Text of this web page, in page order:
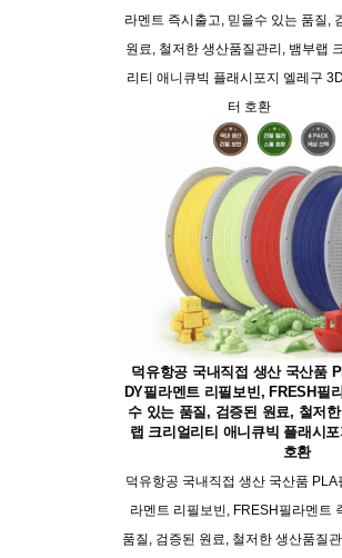
라멘트 즉시출고, 믿을수 있는 품질,
원료, 철저한 생산품질관리, 뱀부랩
리티 애니큐빅 플래시포지 엘레구
터 호환
덕유항공 국내직접 생산 국산품
DY필라멘트 리필보빈, FRESH필
수 있는 품질, 검증된 원료, 철저
랩 크리얼리티 애니큐빅 플래시
호환
덕유항공 국내직접 생산 국산품
라멘트 리필보빈, FRESH필라멘트
품질, 검증된 원료, 철저한 생산품질